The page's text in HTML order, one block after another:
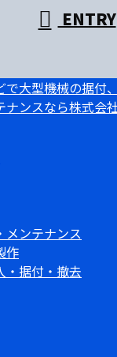
ENTRY
メンテナンス
作
・据付・撤去